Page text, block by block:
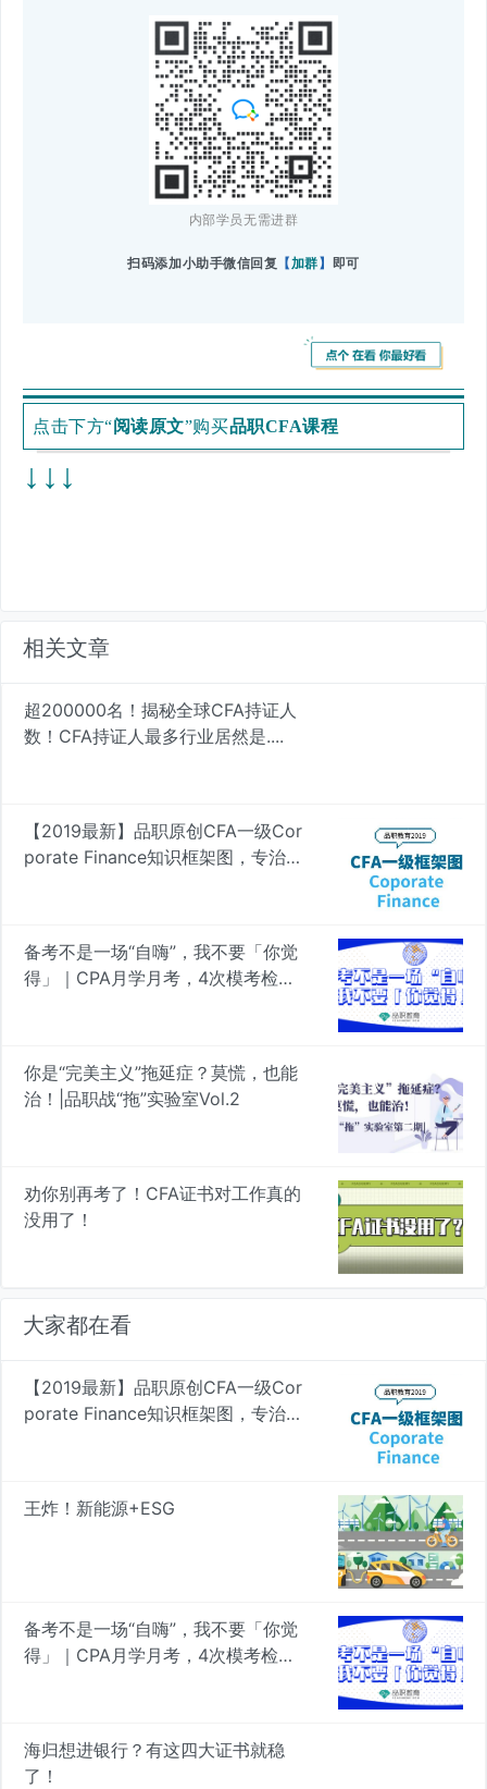
内部学员无需进群
扫码添加小助手微信回复 【加群 】 即可
点击下方“ 阅读原文”购买品职CFA课程
↓↓↓
相关文章
超200000名！揭秘全球CFA持证人
数！CFA持证人最多行业居然是....
【2019最新】品职原创CFA一级Cor
porate Finance知识框架图，专治遗
备考不是一场“自嗨”，我不要「你觉
得」｜CPA月学月考，4次模考检验
你是“完美主义”拖延症？莫慌，也能
治！|品职战“拖”实验室Vol.2
劝你别再考了！CFA证书对工作真的
没用了！
大家都在看
【2019最新】品职原创CFA一级Cor
porate Finance知识框架图，专治遗
王炸！新能源+ESG
备考不是一场“自嗨”，我不要「你觉
得」｜CPA月学月考，4次模考检验
海归想进银行？有这四大证书就稳
了！